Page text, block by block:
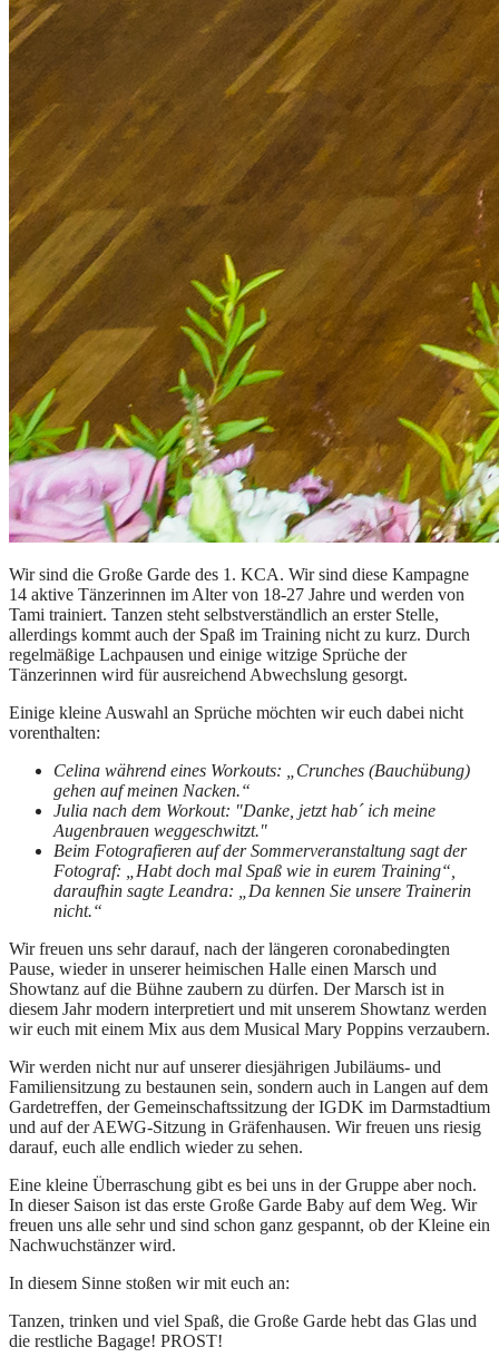
Wir sind die Große Garde des 1. KCA. Wir sind diese Kampagne
14 aktive Tänzerinnen im Alter von 18-27 Jahre und werden von
Tami trainiert. Tanzen steht selbstverständlich an erster Stelle,
allerdings kommt auch der Spaß im Training nicht zu kurz. Durch
regelmäßige Lachpausen und einige witzige Sprüche der
Tänzerinnen wird für ausreichend Abwechslung gesorgt.
Einige kleine Auswahl an Sprüche möchten wir euch dabei nicht
vorenthalten:
Celina während eines Workouts: „Crunches (Bauchübung)
gehen auf meinen Nacken.“
Julia nach dem Workout: "Danke, jetzt hab´ ich meine
Augenbrauen weggeschwitzt."
Beim Fotografieren auf der Sommerveranstaltung sagt der
Fotograf: „Habt doch mal Spaß wie in eurem Training“,
daraufhin sagte Leandra: „Da kennen Sie unsere Trainerin
nicht.“
Wir freuen uns sehr darauf, nach der längeren coronabedingten
Pause, wieder in unserer heimischen Halle einen Marsch und
Showtanz auf die Bühne zaubern zu dürfen. Der Marsch ist in
diesem Jahr modern interpretiert und mit unserem Showtanz werden
wir euch mit einem Mix aus dem Musical Mary Poppins verzaubern.
Wir werden nicht nur auf unserer diesjährigen Jubiläums- und
Familiensitzung zu bestaunen sein, sondern auch in Langen auf dem
Gardetreffen, der Gemeinschaftssitzung der IGDK im Darmstadtium
und auf der AEWG-Sitzung in Gräfenhausen. Wir freuen uns riesig
darauf, euch alle endlich wieder zu sehen.
Eine kleine Überraschung gibt es bei uns in der Gruppe aber noch.
In dieser Saison ist das erste Große Garde Baby auf dem Weg. Wir
freuen uns alle sehr und sind schon ganz gespannt, ob der Kleine ein
Nachwuchstänzer wird.
In diesem Sinne stoßen wir mit euch an:
Tanzen, trinken und viel Spaß, die Große Garde hebt das Glas und
die restliche Bagage! PROST!